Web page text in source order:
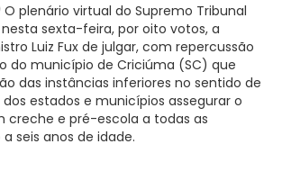
O plenário virtual do Supremo Tribunal
sexta-feira, por oito votos, a
Luiz Fux de julgar, com repercussão
do município de Criciúma (SC) que
das instâncias inferiores no sentido de
estados e municípios assegurar o
creche e pré-escola a todas as
seis anos de idade.